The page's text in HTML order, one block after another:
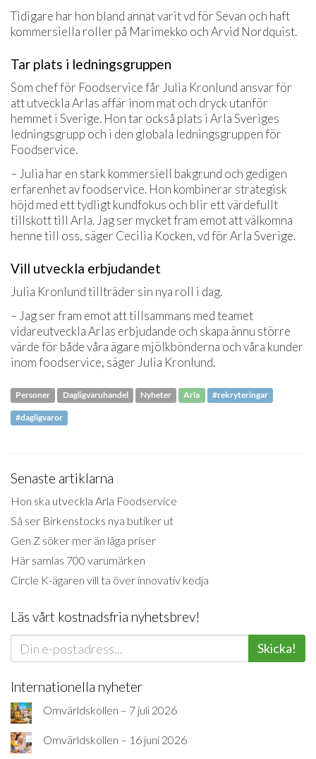
Tidigare har hon bland annat varit vd för Sevan och haft
kommersiella roller på Marimekko och Arvid Nordquist.
Tar plats i ledningsgruppen
Som chef för Foodservice får Julia Kronlund ansvar för
att utveckla Arlas affär inom mat och dryck utanför
hemmet i Sverige. Hon tar också plats i Arla Sveriges
ledningsgrupp och i den globala ledningsgruppen för
Foodservice.
– Julia har en stark kommersiell bakgrund och gedigen
erfarenhet av foodservice. Hon kombinerar strategisk
höjd med ett tydligt kundfokus och blir ett värdefullt
tillskott till Arla. Jag ser mycket fram emot att välkomna
henne till oss, säger Cecilia Kocken, vd för Arla Sverige.
Vill utveckla erbjudandet
Julia Kronlund tillträder sin nya roll i dag.
– Jag ser fram emot att tillsammans med teamet
vidareutveckla Arlas erbjudande och skapa ännu större
värde för både våra ägare mjölkbönderna och våra kunder
inom foodservice, säger Julia Kronlund.
Personer Dagligvaruhandel Nyheter Arla #rekryteringar
#dagligvaror
Senaste artiklarna
Hon ska utveckla Arla Foodservice
Så ser Birkenstocks nya butiker ut
Gen Z söker mer än låga priser
Här samlas 700 varumärken
Circle K-ägaren vill ta över innovativ kedja
Läs vårt kostnadsfria nyhetsbrev!
Skicka!
Internationella nyheter
Omvärldskollen – 7 juli 2026
Omvärldskollen – 16 juni 2026